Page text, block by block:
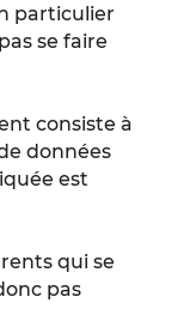
particulier
se faire
consiste à
données
est
qui se
pas